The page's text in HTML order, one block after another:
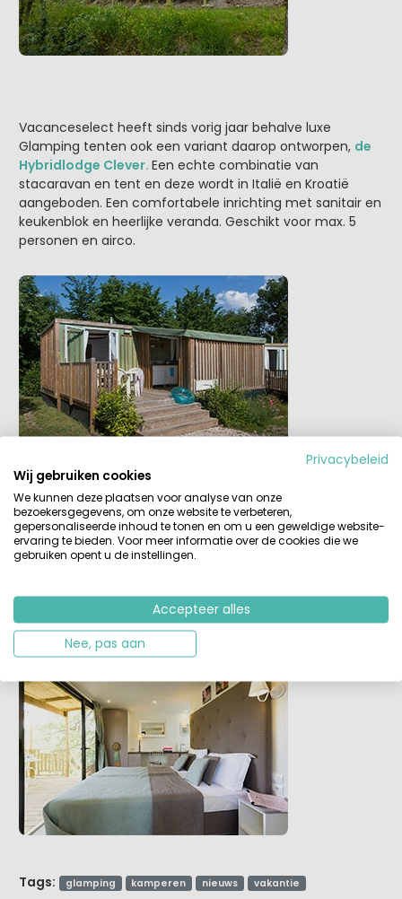
Vacanceselect heeft sinds vorig jaar behalve luxe
Glamping tenten ook een variant daarop ontworpen, de
Hybridlodge Clever. Een echte combinatie van
stacaravan en tent en deze wordt in Italië en Kroatië
aangeboden. Een comfortabele inrichting met sanitair en
keukenblok en heerlijke veranda. Geschikt voor max. 5
personen en airco.
En dat is dus nog niet alles want dan is er ook nog een
Cubesuite, een smaakvolle accommodatie helemaal
opgebouwd van hout en van binnen de luxe van een
genieten. Dat wordt genieten van je eigen extra luxe
stulpje op de camping.
Tags: glamping kamperen nieuws vakantie
Privacybeleid
Wij gebruiken cookies
We kunnen deze plaatsen voor analyse van onze
bezoekersgegevens, om onze website te verbeteren,
gepersonaliseerde inhoud te tonen en om u een geweldige website-
ervaring te bieden. Voor meer informatie over de cookies die we
gebruiken opent u de instellingen.
Accepteer alles
Nee, pas aan